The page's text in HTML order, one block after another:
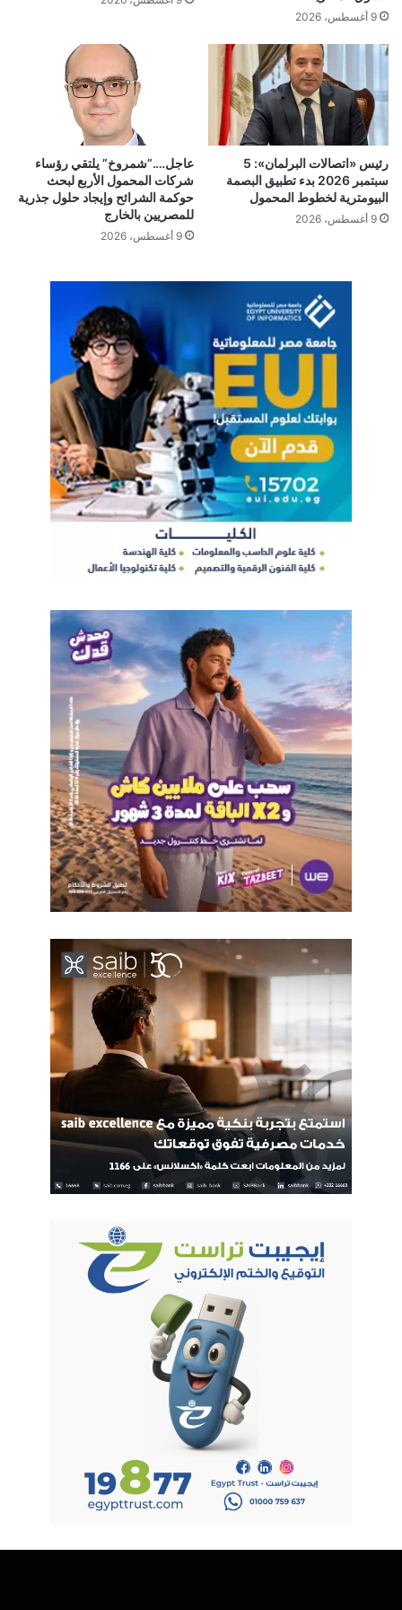
Hands-On FPGA Deployment
اشباه الموصلات جمعية اتصال حسام مجاهد
9 أغسطس، 2026
رئيس «اتصالات البرلمان»: 5
سبتمبر 2026 بدء تطبيق البصمة
البيومترية لخطوط المحمول
9 أغسطس، 2026
عاجل….”شمروخ” يلتقي رؤساء
شركات المحمول الأربع لبحث
حوكمة الشرائح وإيجاد حلول جذرية
للمصريين بالخارج
9 أغسطس، 2026